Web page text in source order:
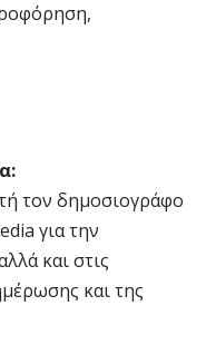
τον δημοσιογράφο
για την
και στις
και της